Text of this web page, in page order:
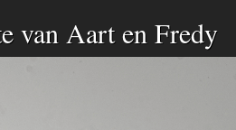
van Aart en Fredy